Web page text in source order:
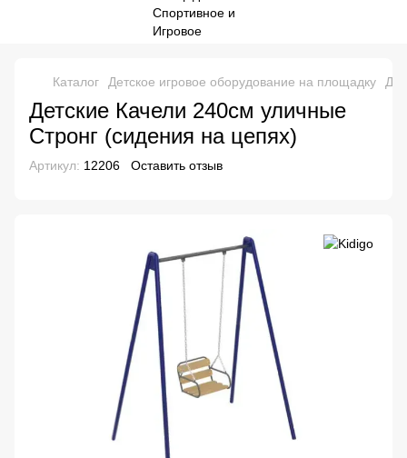
Каталог Детское игровое оборудование на площадку
Детские Качели 240см уличные
Стронг (сидения на цепях)
Артикул: 12206 Оставить отзыв